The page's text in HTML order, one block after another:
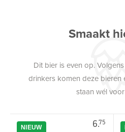
Smaakt
Dit bier is even op.
drinkers komen deze bieren
staan wél
6.75
NIEUW